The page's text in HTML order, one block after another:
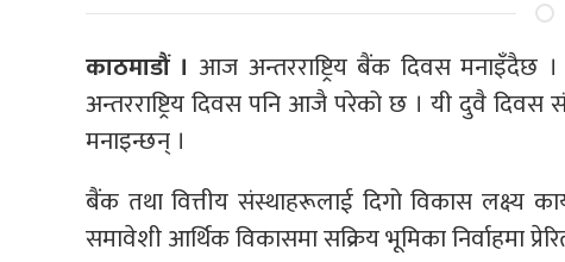
काठमाडौं । आज अन्तरराष्ट्रिय बैंक दिवस मनाइँदैछ
अन्तरराष्ट्रिय दिवस पनि आजै परेको छ । यी दुवै दिवस
मनाइन्छन् ।
बैंक तथा वित्तीय संस्थाहरूलाई दिगो विकास लक्ष्य
समावेशी आर्थिक विकासमा सक्रिय भूमिका निर्वाहमा